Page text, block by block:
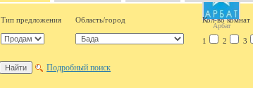
Арбат
Тип предложения Область/город Кол-во комнат
1 2 3
Подробный поиск